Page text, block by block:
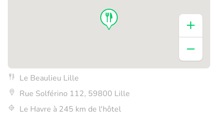
Le Beaulieu Lille
Rue Solférino 112, 59800 Lille
Le Havre à 245 km de l'hôtel